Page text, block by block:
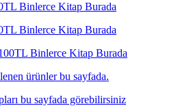
Binlerce Kitap Burada
Binlerce Kitap Burada
Binlerce Kitap Burada
ürünler bu sayfada.
bu sayfada görebilirsiniz